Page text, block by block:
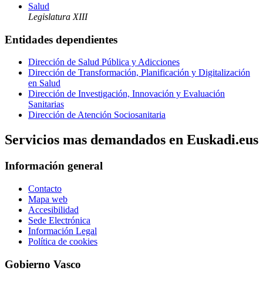
Salud
Legislatura XIII
Entidades dependientes
Dirección de Salud Pública y Adicciones
Dirección de Transformación, Planificación y Digitalización
en Salud
Dirección de Investigación, Innovación y Evaluación
Sanitarias
Dirección de Atención Sociosanitaria
Servicios mas demandados en Euskadi.eus
Información general
Contacto
Mapa web
Accesibilidad
Sede Electrónica
Información Legal
Política de cookies
Gobierno Vasco